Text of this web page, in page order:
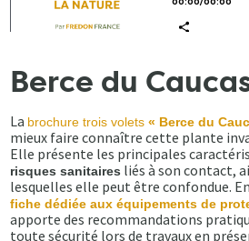
Berce du
La brochure trois volets« Berce du
mieux faire connaître cette plante
Elle présente les principales
risques sanitaires liés à son contact,
lesquelles elle peut être confondue.
fiche dédiée aux équipements de
apporte des recommandations
toute sécurité lors de travaux en